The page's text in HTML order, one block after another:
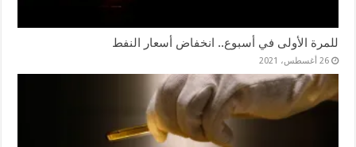
للمرة الأولى في أسبوع.. انخفاض أسعار النفط
26 أغسطس، 2021